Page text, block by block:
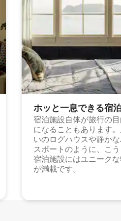
ホッと一⁠息⁠で⁠き⁠る宿⁠
宿泊施設自体が旅行の
になることもあります
いのログハウスや静か
スボートのように、こ
宿泊施設にはユニーク
が満載です。